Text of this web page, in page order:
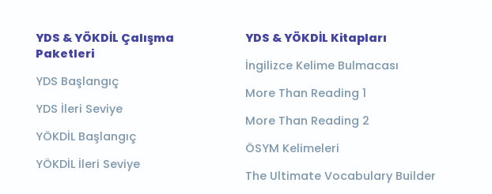
YDS & YÖKDİL Çalışma
Paketleri
YDS Başlangıç
YDS İleri Seviye
YÖKDİL Başlangıç
YÖKDİL İleri Seviye
YDS & YÖKDİL Kitapları
İngilizce Kelime Bulmacası
More Than Reading 1
More Than Reading 2
ÖSYM Kelimeleri
The Ultimate Vocabulary Builder